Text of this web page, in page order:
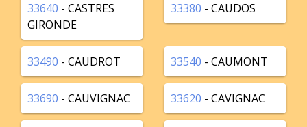
33640 - CASTRES
GIRONDE
33380 - CAUDOS
33490 - CAUDROT 33540 - CAUMONT
33690 - CAUVIGNAC 33620 - CAVIGNAC